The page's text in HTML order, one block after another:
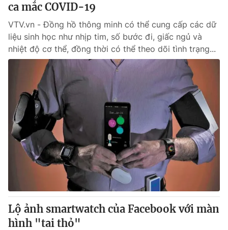
ca mắc COVID-19
VTV.vn - Đồng hồ thông minh có thể cung cấp các dữ
liệu sinh học như nhịp tim, số bước đi, giấc ngủ và
nhiệt độ cơ thể, đồng thời có thể theo dõi tình trạng...
Lộ ảnh smartwatch của Facebook với màn
hình "tai thỏ"